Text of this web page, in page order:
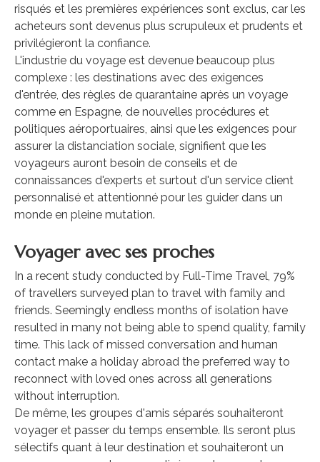
risqués et les premières expériences sont exclus, car les
acheteurs sont devenus plus scrupuleux et prudents et
privilégieront la confiance.
L'industrie du voyage est devenue beaucoup plus
complexe : les destinations avec des exigences
d'entrée, des règles de quarantaine après un voyage
comme en Espagne, de nouvelles procédures et
politiques aéroportuaires, ainsi que les exigences pour
assurer la distanciation sociale, signifient que les
voyageurs auront besoin de conseils et de
connaissances d'experts et surtout d'un service client
personnalisé et attentionné pour les guider dans un
monde en pleine mutation.
Voyager avec ses proches
In a recent study conducted by Full-Time Travel, 79%
of travellers surveyed plan to travel with family and
friends. Seemingly endless months of isolation have
resulted in many not being able to spend quality, family
time. This lack of missed conversation and human
contact make a holiday abroad the preferred way to
reconnect with loved ones across all generations
without interruption.
De même, les groupes d'amis séparés souhaiteront
voyager et passer du temps ensemble. Ils seront plus
sélectifs quant à leur destination et souhaiteront un